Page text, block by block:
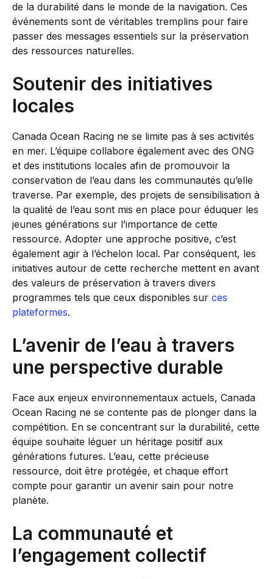
de la durabilité dans le monde de la navigation. Ces
événements sont de véritables tremplins pour faire
passer des messages essentiels sur la préservation
des ressources naturelles.
Soutenir des initiatives
locales
Canada Ocean Racing ne se limite pas à ses activités
en mer. L’équipe collabore également avec des ONG
et des institutions locales afin de promouvoir la
conservation de l’eau dans les communautés qu’elle
traverse. Par exemple, des projets de sensibilisation à
la qualité de l’eau sont mis en place pour éduquer les
jeunes générations sur l’importance de cette
ressource. Adopter une approche positive, c’est
également agir à l’échelon local. Par conséquent, les
initiatives autour de cette recherche mettent en avant
des valeurs de préservation à travers divers
programmes tels que ceux disponibles sur ces
plateformes.
L’avenir de l’eau à travers
une perspective durable
Face aux enjeux environnementaux actuels, Canada
Ocean Racing ne se contente pas de plonger dans la
compétition. En se concentrant sur la durabilité, cette
équipe souhaite léguer un héritage positif aux
générations futures. L’eau, cette précieuse
ressource, doit être protégée, et chaque effort
compte pour garantir un avenir sain pour notre
planète.
La communauté et
l’engagement collectif